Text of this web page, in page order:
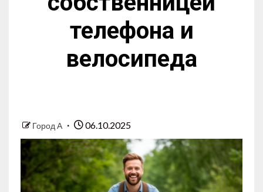
телефона и
велосипеда
Город А 06.10.2025